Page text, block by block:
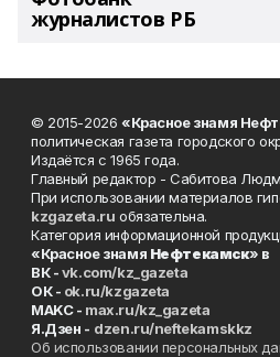
журналистов РБ
© 2015-2026 «Красное знамя
политическая газета городского
Издаётся с 1965 года.
Главный редактор - Сабитова
При использовании материалов
kzgazeta.ru обязательна.
Категория информационной
«Красное знамя Нефтекамск» в
ВК -vk.com/kz_gazeta
ОК - ok.ru/kzgazeta
MAKC - max.ru/kz_gazeta
Я.Дзен - dzen.ru/neftekamskkz
Об использовании персональных